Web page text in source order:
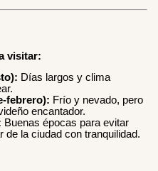
visitar:
Días largos y clima
febrero): Frío y nevado, pero
encantador.
Buenas épocas para evitar
de la ciudad con tranquilidad.